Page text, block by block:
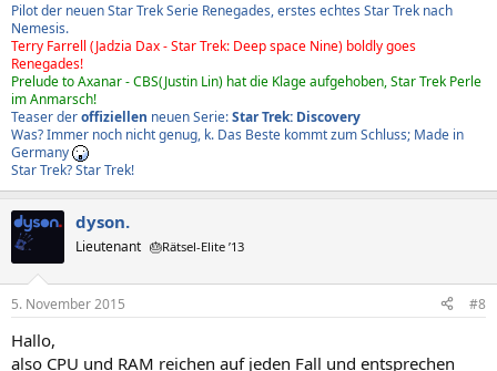
Pilot der neuen Star Trek Serie Renegades, erstes echtes Star Trek nach
Nemesis.
Terry Farrell (Jadzia Dax - Star Trek: Deep space Nine) boldly goes
Renegades!
Prelude to Axanar - CBS(Justin Lin) hat die Klage aufgehoben, Star Trek Perle
im Anmarsch!
Teaser deroffiziellen neuen Serie:Star Trek: Discovery
Was? Immer noch nicht genug, k. Das Beste kommt zum Schluss; Made in
Germany
Star Trek? Star Trek!
dyson.
Lieutenant 🎂Rätsel-Elite ’13
5. November 2015 #8
Hallo,
also CPU und RAM reichen auf jeden Fall und entsprechen